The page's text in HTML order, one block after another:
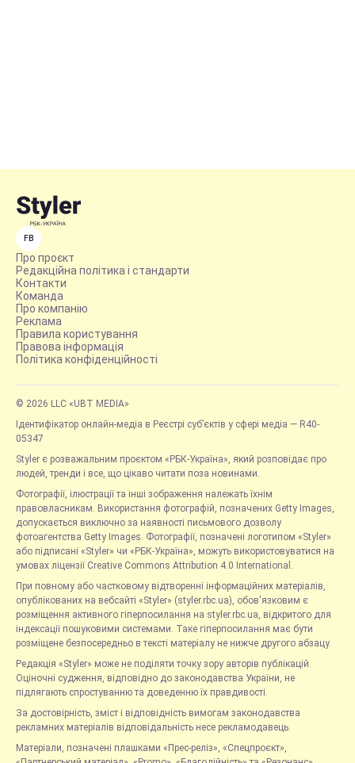
FB
Про проєкт
Редакційна політика і стандарти
Контакти
Команда
Про компанію
Реклама
Правила користування
Правова інформація
Політика конфіденційності
© 2026 LLC «UBT MEDIA»
Ідентифікатор онлайн-медіа в Реєстрі суб’єктів у сфері медіа — R40-
05347
Styler є розважальним проєктом «РБК-Україна», який розповідає про
людей, тренди і все, що цікаво читати поза новинами.
Фотографії, ілюстрації та інші зображення належать їхнім
правовласникам. Використання фотографій, позначених Getty Images,
допускається виключно за наявності письмового дозволу
фотоагентства Getty Images. Фотографії, позначені логотипом «Styler»
або підписані «Styler» чи «РБК-Україна», можуть використовуватися на
умовах ліцензії Creative Commons Attribution 4.0 International.
При повному або частковому відтворенні інформаційних матеріалів,
опублікованих на вебсайті «Styler» (styler.rbc.ua), обов'язковим є
розміщення активного гіперпосилання на styler.rbc.ua, відкритого для
індексації пошуковими системами. Таке гіперпосилання має бути
розміщене безпосередньо в тексті матеріалу не нижче другого абзацу.
Редакція «Styler» може не поділяти точку зору авторів публікацій.
Оціночні судження, відповідно до законодавства України, не
підлягають спростуванню та доведенню їх правдивості.
За достовірність, зміст і відповідність вимогам законодавства
рекламних матеріалів відповідальність несе рекламодавець.
Матеріали, позначені плашками «Прес-реліз», «Спецпроєкт»,